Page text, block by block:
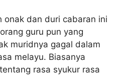
onak dan duri cabaran ini
guru pun yang
muridnya gagal dalam
melayu. Biasanya
rasa syukur rasa